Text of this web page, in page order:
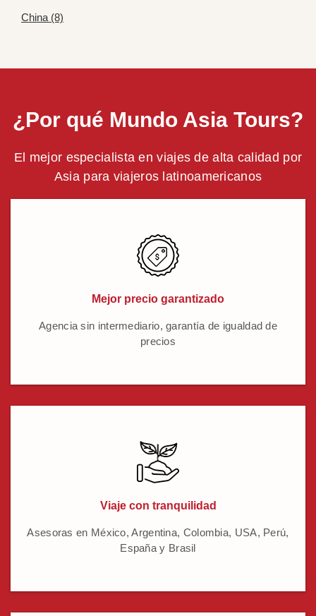
China (8)
¿Por qué Mundo Asia Tours?
El mejor especialista en viajes de alta calidad por
Asia para viajeros latinoamericanos
Mejor precio garantizado
Agencia sin intermediario, garantía de igualdad de
precios
Viaje con tranquilidad
Asesoras en México, Argentina, Colombia, USA, Perú,
España y Brasil